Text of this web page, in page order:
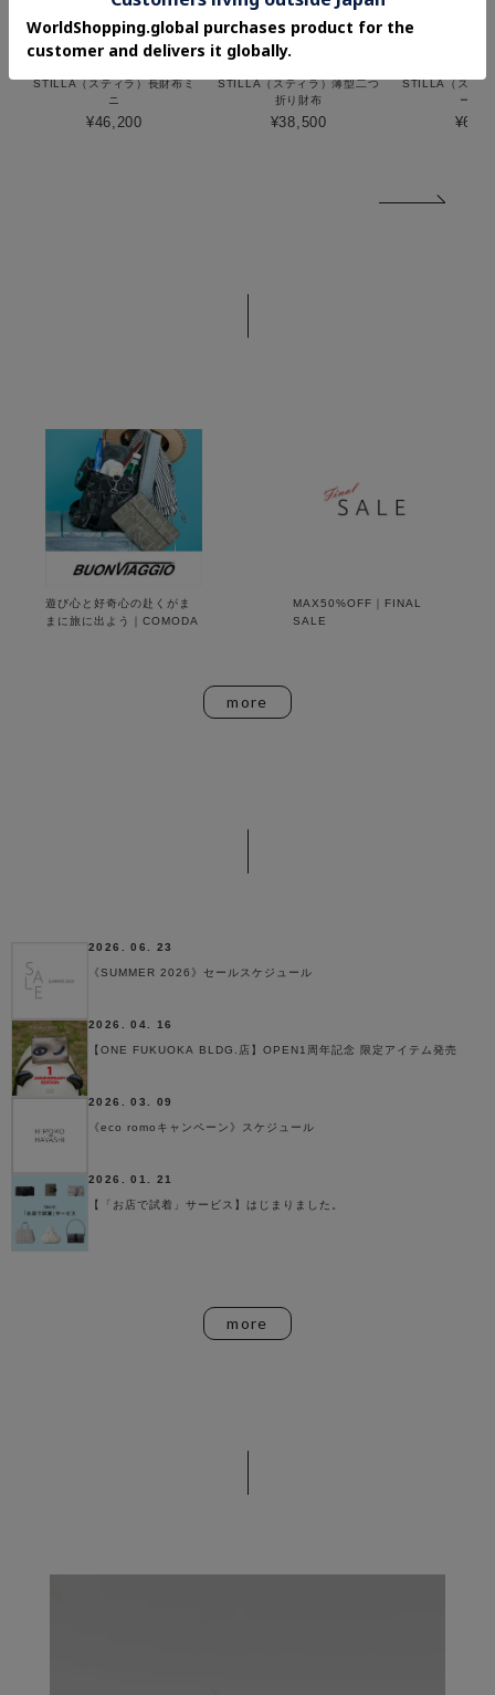
STILLA（スティラ）長財布ミ
ニ
¥46,200
STILLA（スティラ）薄型二つ
折り財布
¥38,500
STILLA（スティ
ーバ
遊び心と好奇心の赴くがま
まに旅に出よう｜COMODA
MAX50%OFF｜FINAL
SALE
more
2026. 06. 23
《SUMMER 2026》セールスケジュール
2026. 04. 16
【ONE FUKUOKA BLDG.店】OPEN1周年記念 限定アイテム発売
2026. 03. 09
《eco romoキャンペーン》スケジュール
2026. 01. 21
【「お店で試着」サービス】はじまりました。
more